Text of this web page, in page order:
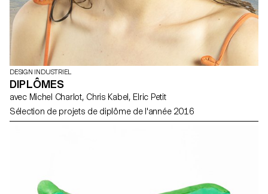
DESIGN INDUSTRIEL
DIPLÔMES
avec Michel Charlot, Chris Kabel, Elric Petit
Sélection de projets de diplôme de l'année 2016